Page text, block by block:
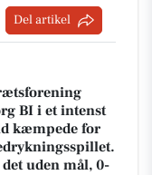
Del artikel
BI i et intenst
kæmpede for
uden mål, 0-